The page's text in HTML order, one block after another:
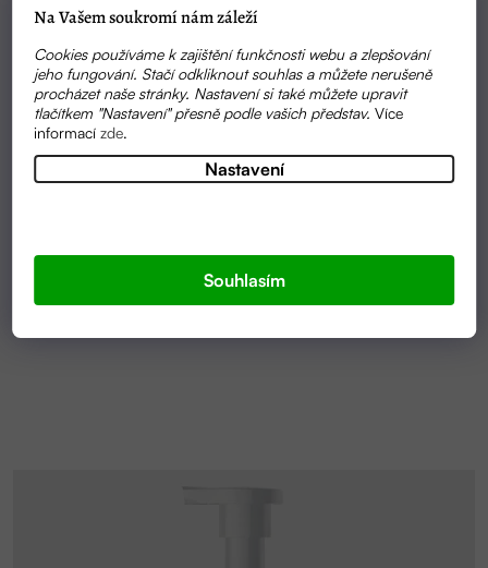
Na Vašem soukromí nám záleží
Cookies používáme k zajištění funkčnosti webu a zlepšování
jeho fungování. Stačí odkliknout souhlas a můžete nerušeně
procházet naše stránky. Nastavení si také můžete upravit
tlačítkem "Nastavení" přesně podle vašich představ.Více
informacízde.
Nastavení
Souhlasím